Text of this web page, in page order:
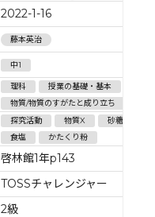
2022-1-16
藤本英治
中1
理科
授業の基礎・基本
物質/物質のすがたと成り立ち
探究活動 物質X
砂糖
食塩
かたくり粉
啓林館1年p143
TOSSチャレンジャー
2級